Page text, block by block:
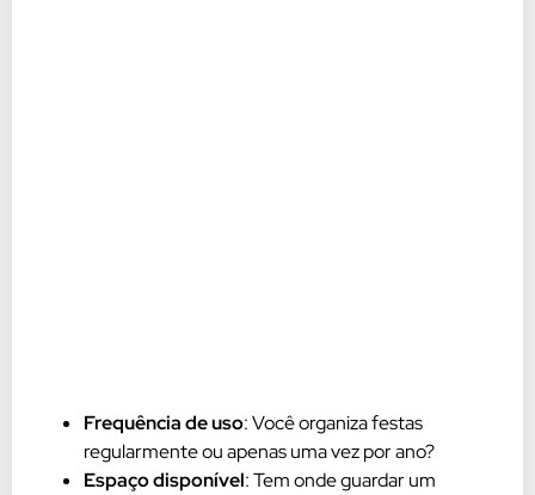
Frequência de uso: Você organiza festas
regularmente ou apenas uma vez por ano?
Espaço disponível: Tem onde guardar um